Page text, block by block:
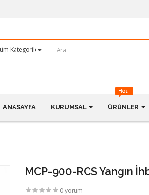
ANASAYFA KURUMSAL ÜRÜNLER
MCP-900-RCS Yangın
0 yorum